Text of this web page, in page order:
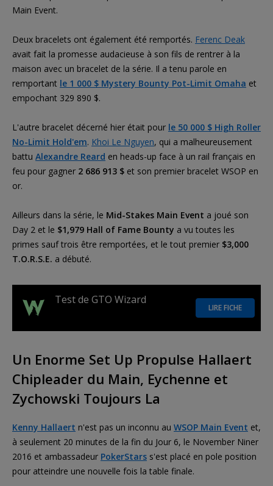
Main Event.
Deux bracelets ont également été remportés. Ferenc Deak
avait fait la promesse audacieuse à son fils de rentrer à la
maison avec un bracelet de la série. Il a tenu parole en
remportant le 1 000 $ Mystery Bounty Pot-Limit Omaha et
empochant 329 890 $.
L'autre bracelet décerné hier était pour le 50 000 $ High Roller
No-Limit Hold'em. Khoi Le Nguyen, qui a malheureusement
battu Alexandre Reard en heads-up face à un rail français en
feu pour gagner 2 686 913 $ et son premier bracelet WSOP en
or.
Ailleurs dans la série, le Mid-Stakes Main Event a joué son
Day 2 et le $1,979 Hall of Fame Bounty a vu toutes les
primes sauf trois être remportées, et le tout premier $3,000
T.O.R.S.E. a débuté.
Test de GTO Wizard
LIRE FICHE
Un Enorme Set Up Propulse Hallaert
Chipleader du Main, Eychenne et
Zychowski Toujours La
Kenny Hallaert n'est pas un inconnu au WSOP Main Event et,
à seulement 20 minutes de la fin du Jour 6, le November Niner
2016 et ambassadeur PokerStars s'est placé en pole position
pour atteindre une nouvelle fois la table finale.